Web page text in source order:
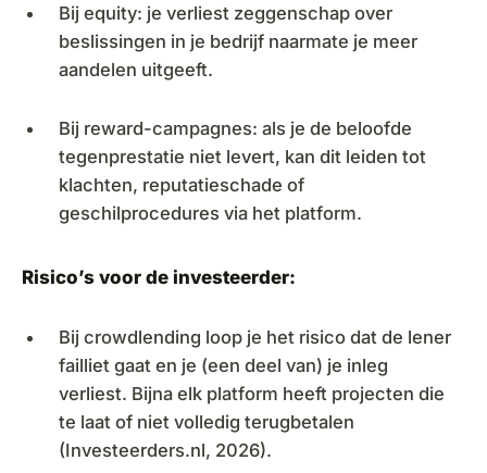
Bij equity: je verliest zeggenschap over
beslissingen in je bedrijf naarmate je meer
aandelen uitgeeft.
Bij reward-campagnes: als je de beloofde
tegenprestatie niet levert, kan dit leiden tot
klachten, reputatieschade of
geschilprocedures via het platform.
Risico’s voor de investeerder:
Bij crowdlending loop je het risico dat de lener
failliet gaat en je (een deel van) je inleg
verliest. Bijna elk platform heeft projecten die
te laat of niet volledig terugbetalen
(Investeerders.nl, 2026).